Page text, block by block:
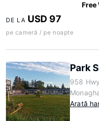
Free
DE LA USD 97
pe cameră / pe noapte
Park
958
Arată